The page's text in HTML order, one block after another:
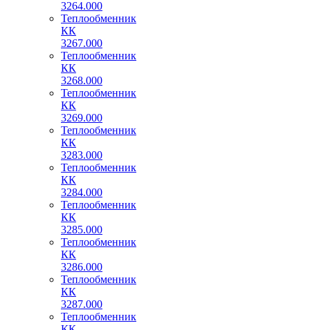
3264.000
Теплообменник
КК
3267.000
Теплообменник
КК
3268.000
Теплообменник
КК
3269.000
Теплообменник
КК
3283.000
Теплообменник
КК
3284.000
Теплообменник
КК
3285.000
Теплообменник
КК
3286.000
Теплообменник
КК
3287.000
Теплообменник